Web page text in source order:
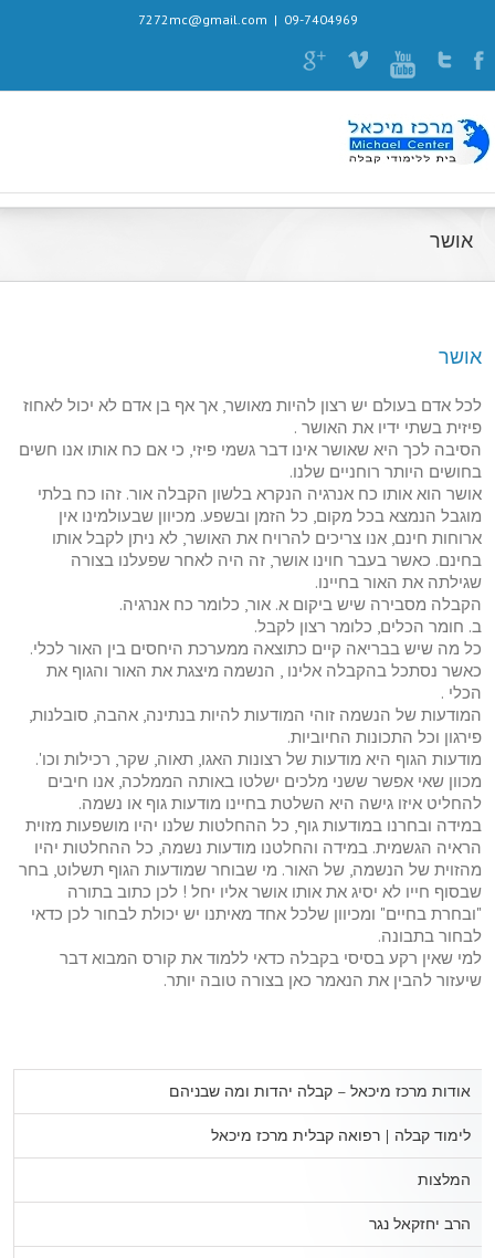
09-7404969
|
7272mc@gmail.com
אושר
אושר
לכל אדם בעולם יש רצון להיות מאושר, אך אף בן אדם לא יכול לאחוז
פיזית בשתי ידיו את האושר .
הסיבה לכך היא שאושר אינו דבר גשמי פיזי, כי אם כח אותו אנו חשים
בחושים היותר רוחניים שלנו.
אושר הוא אותו כח אנרגיה הנקרא בלשון הקבלה אור. זהו כח בלתי
מוגבל הנמצא בכל מקום, כל הזמן ובשפע. מכיוון שבעולמינו אין
ארוחות חינם, אנו צריכים להרויח את האושר, לא ניתן לקבל אותו
בחינם. כאשר בעבר חוינו אושר, זה היה לאחר שפעלנו בצורה
שגילתה את האור בחיינו.
הקבלה מסבירה שיש ביקום א. אור, כלומר כח אנרגיה.
ב. חומר הכלים, כלומר רצון לקבל.
כל מה שיש בבריאה קיים כתוצאה ממערכת היחסים בין האור לכלי.
כאשר נסתכל בהקבלה אלינו , הנשמה מיצגת את האור והגוף את
הכלי .
המודעות של הנשמה זוהי המודעות להיות בנתינה, אהבה, סובלנות,
פירגון וכל התכונות החיוביות.
מודעות הגוף היא מודעות של רצונות האגו, תאוה, שקר, רכילות וכו'.
מכוון שאי אפשר ששני מלכים ישלטו באותה הממלכה, אנו חיבים
להחליט איזו גישה היא השלטת בחיינו מודעות גוף או נשמה.
במידה ובחרנו במודעות גוף, כל ההחלטות שלנו יהיו מושפעות מזוית
הראיה הגשמית. במידה והחלטנו מודעות נשמה, כל ההחלטות יהיו
מהזוית של הנשמה, של האור. מי שבוחר שמודעות הגוף תשלוט, בחר
שבסוף חייו לא יסיג את אותו אושר אליו יחל ! לכן כתוב בתורה
"ובחרת בחיים" ומכיוון שלכל אחד מאיתנו יש יכולת לבחור לכן כדאי
לבחור בתבונה.
למי שאין רקע בסיסי בקבלה כדאי ללמוד את קורס המבוא דבר
שיעזור להבין את הנאמר כאן בצורה טובה יותר.
אודות מרכז מיכאל – קבלה יהדות ומה שבניהם
לימוד קבלה | רפואה קבלית מרכז מיכאל
המלצות
הרב יחזקאל נגר